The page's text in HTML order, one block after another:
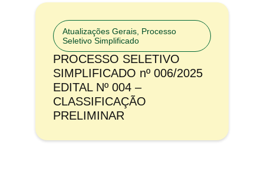
Atualizações Gerais Processo
Seletivo Simplificado
PROCESSO SELETIVO
SIMPLIFICADO nº 006/2025
EDITAL Nº 004 –
CLASSIFICAÇÃO
PRELIMINAR